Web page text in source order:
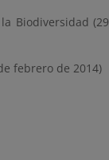
Biodiversidad (29
febrero de 2014)